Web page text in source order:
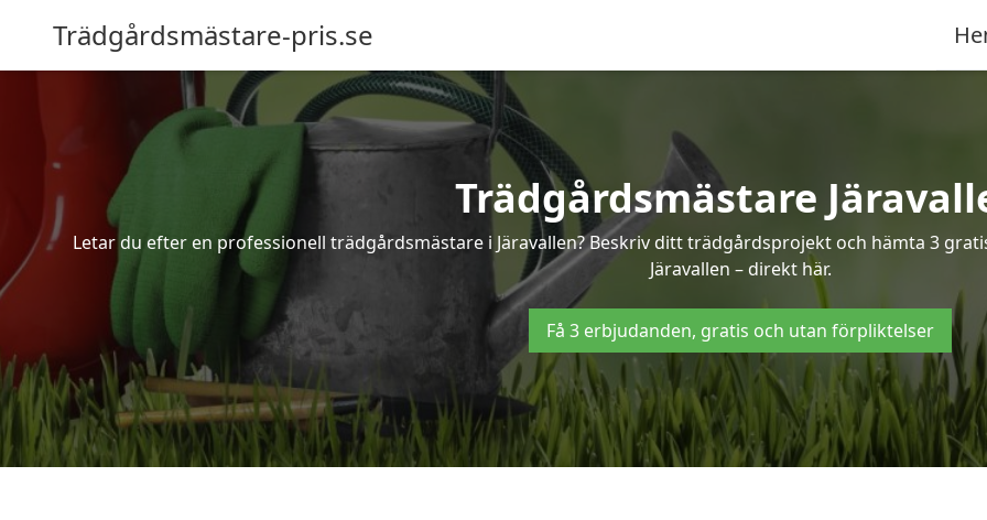
Trädgårdsmästare-pris.se
Trädgårdsmästare
Letar du efter en professionell trädgårdsmästare i Järavallen? Beskriv ditt trädgårdsprojekt och hämta 3
Järavallen – direkt här.
Få 3 erbjudanden, gratis och utan förpliktelser